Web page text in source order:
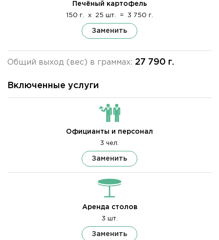
Печёный картофель
150 г. x 25 шт. = 3 750 г.
Заменить
Общий выход (вес) в граммах: 27 790 г.
Включенные услуги
Официанты и персонал
3 чел.
Заменить
Аренда столов
3 шт.
Заменить